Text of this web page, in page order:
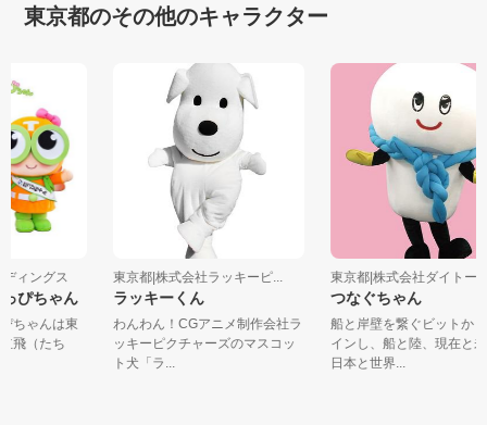
東京都のその他のキャラクター
ディングス
っぴちゃん
ぴちゃんは東
立飛（たち
東京都|株式会社ラッキーピ...
ラッキーくん
わんわん！CGアニメ制作会社ラ
ッキーピクチャーズのマスコッ
ト犬「ラ...
東京都|株式会社ダイト
つなぐちゃん
船と岸壁を繋ぐビット
インし、船と陸、現在
日本と世界...